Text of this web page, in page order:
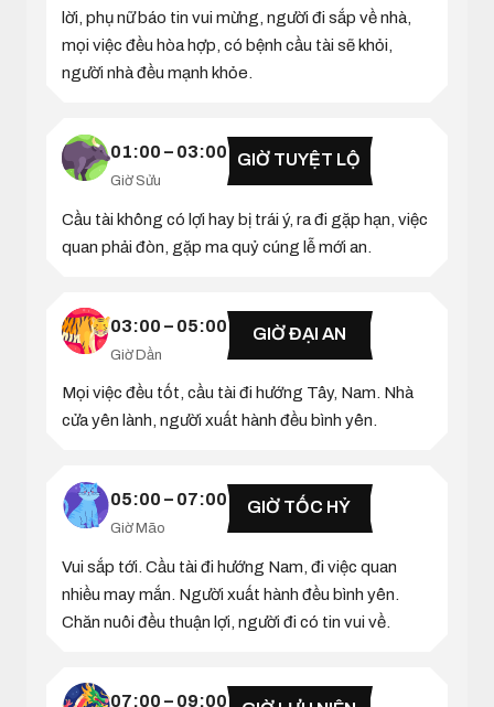
lời, phụ nữ báo tin vui mừng, người đi sắp về nhà,
mọi việc đều hòa hợp, có bệnh cầu tài sẽ khỏi,
người nhà đều mạnh khỏe.
01:00 – 03:00
Giờ Sửu
GIỜ TUYỆT LỘ
Cầu tài không có lợi hay bị trái ý, ra đi gặp hạn, việc
quan phải đòn, gặp ma quỷ cúng lễ mới an.
03:00 – 05:00
Giờ Dần
GIỜ ĐẠI AN
Mọi việc đều tốt, cầu tài đi hướng Tây, Nam. Nhà
cửa yên lành, người xuất hành đều bình yên.
05:00 – 07:00
Giờ Mão
GIỜ TỐC HỶ
Vui sắp tới. Cầu tài đi hướng Nam, đi việc quan
nhiều may mắn. Người xuất hành đều bình yên.
Chăn nuôi đều thuận lợi, người đi có tin vui về.
07:00 – 09:00